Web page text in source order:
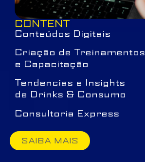
CONTENT
Conteúdos Digitais
Criação de Treinamentos
e Capacitação
Tendencias e Insights
de Drinks & Consumo
Consultoria Express
SAIBA MAIS